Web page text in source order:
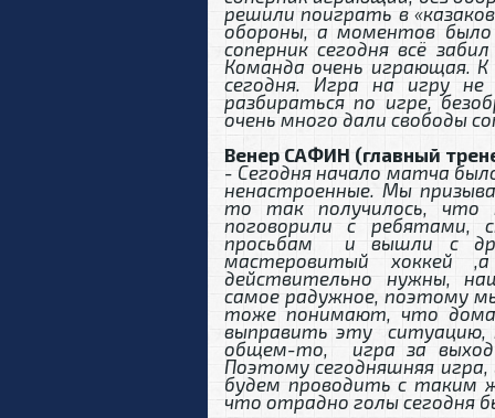
решили поиграть в
обороны, а моментов было
соперник сегодня всё
Команда очень играющая.
сегодня. Игра на игру
разбираться по игре,
очень много дали свободы
Венер САФИН (главный
- Сегодня начало матча
ненастроенные. Мы
то так получилось, что
поговорили с ребятами,
просьбам и вышли с
мастеровитый хоккей
действительно нужны,
самое радужное, поэтому
тоже понимают, что
выправить эту ситуацию,
общем-то, игра за
Поэтому сегодняшняя
будем проводить с таким
что отрадно голы сегодня